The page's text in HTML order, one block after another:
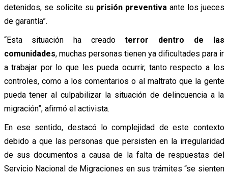
detenidos, se solicite su prisión preventiva ante los jueces
de garantía”.
“Esta situación ha creadoterror dentro de las
comunidades, muchas personas tienen ya dificultades para ir
a trabajar por lo que les pueda ocurrir, tanto respecto a los
controles, como a los comentarios o al maltrato que la gente
pueda tener al culpabilizar la situación de delincuencia a la
migración”, afirmó el activista.
En ese sentido, destacó lo complejidad de este contexto
debido a que las personas que persisten en la irregularidad
de sus documentos a causa de la falta de respuestas del
Servicio Nacional de Migraciones en sus trámites “se sienten